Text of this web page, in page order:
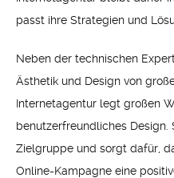
passt ihre Strategien und
Neben der technischen
Ästhetik und Design von
Internetagentur legt großen
benutzerfreundliches
Zielgruppe und sorgt dafür,
Online-Kampagne eine